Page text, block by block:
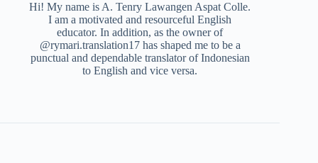
Hi! My name is A. Tenry Lawangen Aspat Colle.
I am a motivated and resourceful English
educator. In addition, as the owner of
@rymari.translation17 has shaped me to be a
punctual and dependable translator of Indonesian
to English and vice versa.